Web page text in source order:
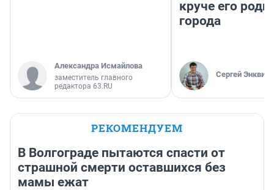
Александра Исмайлова
заместитель главного
редактора 63.RU
круче его
города
Сергей Энквист
РЕКОМЕНДУЕМ
В Волгограде пытаются спасти от
страшной смерти оставшихся без
мамы ежат